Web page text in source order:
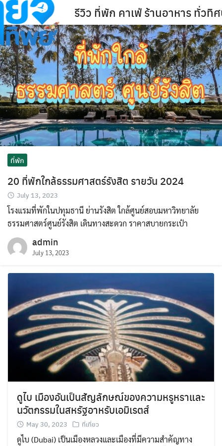
Skip
to
content
รีวิว ที่พัก คาเฟ่ ร้านอาหาร ทั่วทิศ
ที่พัก
20 ที่พักใกล้ธรรมศาสตร์รังสิต รายวัน 2024
July 13, 2023
โรงแรมที่พักในปทุมธานี ย่านรังสิต ใกล้ศูนย์สอบมหาวิทยาลัย
ธรรมศาสตร์ศูนย์รังสิต เดินทางสะดวก ราคาสบายกระเป๋า
admin
July 13, 2023
ดูไบ เมืองอันเป็นสัญลักษณ์ของความหรูหราและ
นวัตกรรมในสหรัฐอาหรับเอมิเรตส์
May 30, 2023 ที่เที่ยว
ดูไบ (Dubai) เป็นเมืองหลวงและเมืองที่มีความสำคัญทาง